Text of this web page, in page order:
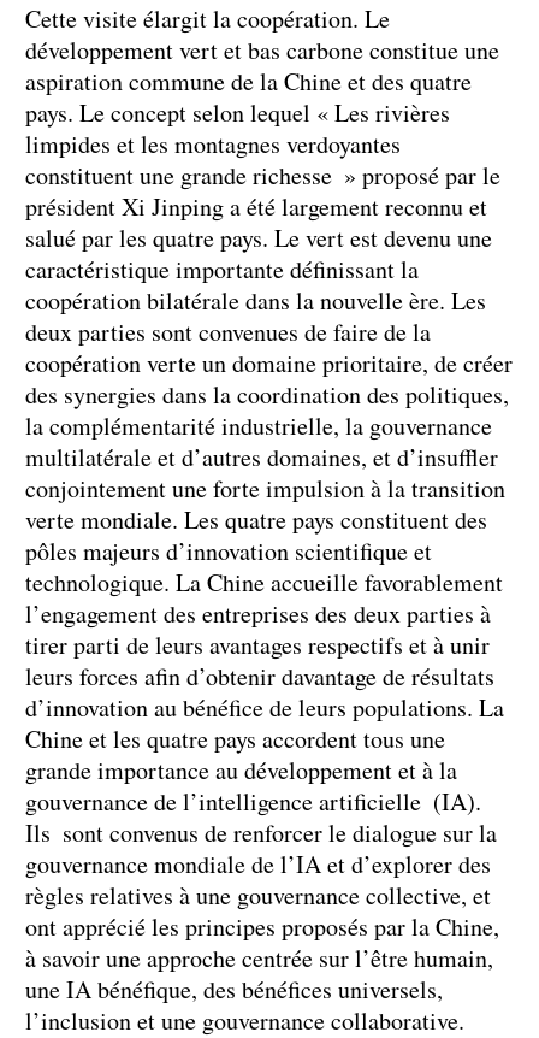
Cette visite élargit la coopération. Le
développement vert et bas carbone constitue une
aspiration commune de la Chine et des quatre
pays. Le concept selon lequel « Les rivières
limpides et les montagnes verdoyantes
constituent une grande richesse » proposé par le
président Xi Jinping a été largement reconnu et
salué par les quatre pays. Le vert est devenu une
caractéristique importante définissant la
coopération bilatérale dans la nouvelle ère. Les
deux parties sont convenues de faire de la
coopération verte un domaine prioritaire, de créer
des synergies dans la coordination des politiques,
la complémentarité industrielle, la gouvernance
multilatérale et d’autres domaines, et d’insuffler
conjointement une forte impulsion à la transition
verte mondiale. Les quatre pays constituent des
pôles majeurs d’innovation scientifique et
technologique. La Chine accueille favorablement
l’engagement des entreprises des deux parties à
tirer parti de leurs avantages respectifs et à unir
leurs forces afin d’obtenir davantage de résultats
d’innovation au bénéfice de leurs populations. La
Chine et les quatre pays accordent tous une
grande importance au développement et à la
gouvernance de l’intelligence artificielle (IA).
Ils sont convenus de renforcer le dialogue sur la
gouvernance mondiale de l’IA et d’explorer des
règles relatives à une gouvernance collective, et
ont apprécié les principes proposés par la Chine,
à savoir une approche centrée sur l’être humain,
une IA bénéfique, des bénéfices universels,
l’inclusion et une gouvernance collaborative.